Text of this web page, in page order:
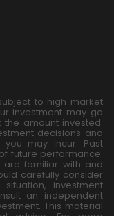
to high market
investment may go
amount invested.
decisions and
may incur. Past
future performance.
are familiar with and
carefully consider
investment
an independent
This material